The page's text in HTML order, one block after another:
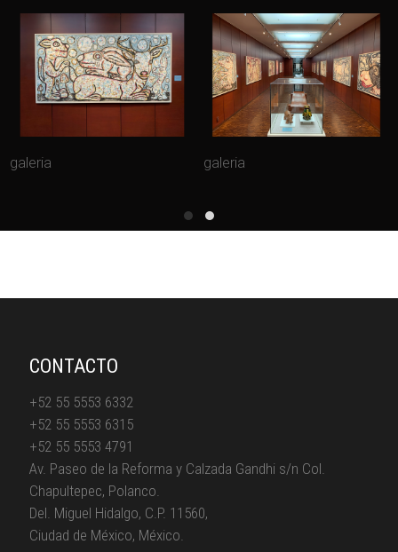
galeria galeria
CONTACTO
+52 55 5553 6332
+52 55 5553 6315
+52 55 5553 4791
Av. Paseo de la Reforma y Calzada Gandhi s/n Col.
Chapultepec, Polanco.
Del. Miguel Hidalgo, C.P. 11560,
Ciudad de México, México.